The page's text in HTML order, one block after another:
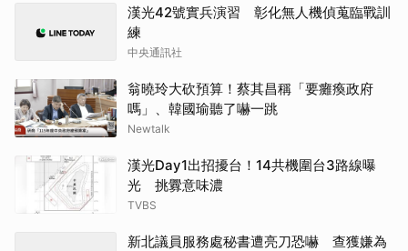
漢光42號實兵演習 彰化無人機偵蒐臨戰訓
練
中央通訊社
翁曉玲大砍預算！蔡其昌稱「要癱瘓政府
嗎」、韓國瑜聽了嚇一跳
Newtalk
漢光Day1出招擾台！14共機圍台3路線曝
光 挑釁意味濃
TVBS
新北議員服務處秘書遭亮刀恐嚇 查獲嫌為